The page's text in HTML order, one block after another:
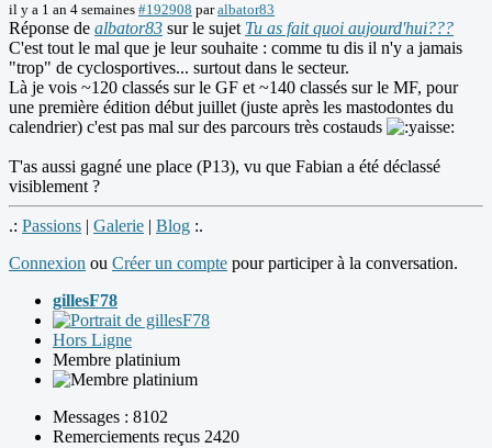
il y a 1 an 4 semaines #192908 paralbator83
Réponse de albator83 sur le sujet Tu as fait quoi aujourd'hui???
C'est tout le mal que je leur souhaite : comme tu dis il n'y a jamais
"trop" de cyclosportives... surtout dans le secteur.
Là je vois ~120 classés sur le GF et ~140 classés sur le MF, pour
une première édition début juillet (juste après les mastodontes du
calendrier) c'est pas mal sur des parcours très costauds
T'as aussi gagné une place (P13), vu que Fabian a été déclassé
visiblement ?
.: Passions | Galerie | Blog :.
Connexion ou Créer un compte pour participer à la conversation.
gillesF78
Hors Ligne
Membre platinium
Messages : 8102
Remerciements reçus 2420